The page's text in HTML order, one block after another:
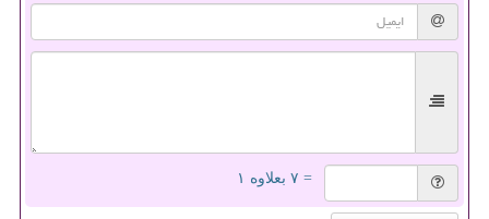
= ۷ بعلاوه ۱